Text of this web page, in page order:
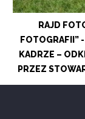
RAJD
FOTOGRAFII”
KADRZE –
PRZEZ